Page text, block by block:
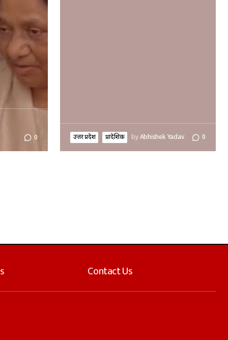
0 उत्तर प्रदेश प्रादेशिक byAbhishek Yadav 0
Contact Us